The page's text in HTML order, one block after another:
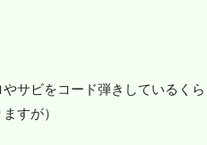
サビをコード弾きしているくら
すが）